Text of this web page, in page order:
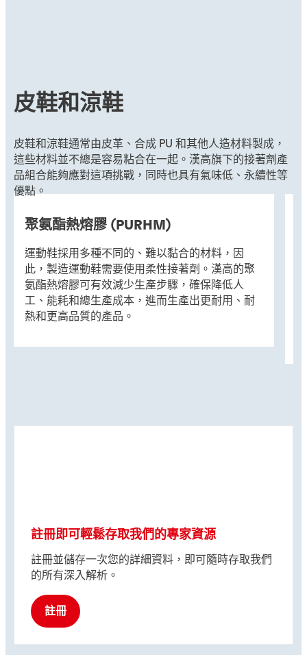
皮鞋和涼鞋
皮鞋和涼鞋通常由皮革、合成 PU 和其他人造材料製成，
這些材料並不總是容易粘合在一起。漢高旗下的接著劑產
品組合能夠應對這項挑戰，同時也具有氣味低、永續性等
優點。
聚氨酯熱熔膠 (PURHM)
運動鞋採用多種不同的、難以黏合的材料，因
此，製造運動鞋需要使用柔性接著劑。漢高的聚
氨酯熱熔膠可有效減少生產步驟，確保降低人
工、能耗和總生產成本，進而生產出更耐用、耐
熱和更高品質的產品。
註冊即可輕鬆存取我們的專家資源
註冊並儲存一次您的詳細資料，即可隨時存取我們
的所有深入解析。
註冊